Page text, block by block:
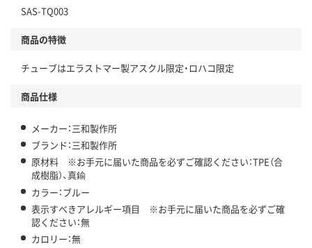
仕組
この商品の環境配慮ポイントです。下記商品詳細「
SAS-TQ003
商品の特徴
チューブはエラストマー製アスクル限定・ロハコ限定
商品仕様
メーカー：三和製作所
ブランド：三和製作所
原材料 ※お手元に届いた商品を必ずご確認ください：TPE（合
成樹脂）、真鍮
カラー：ブルー
表示すべきアレルギー項目 ※お手元に届いた商品を必ずご確
認ください：無
カロリー：無